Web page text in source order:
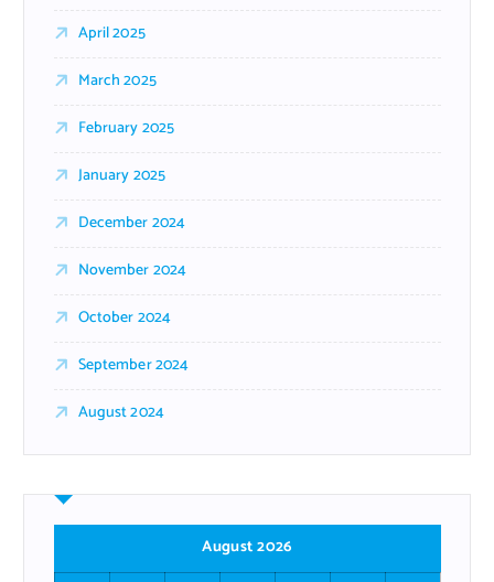
April 2025
March 2025
February 2025
January 2025
December 2024
November 2024
October 2024
September 2024
August 2024
August 2026